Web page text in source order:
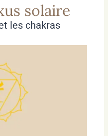
solaire
les chakras